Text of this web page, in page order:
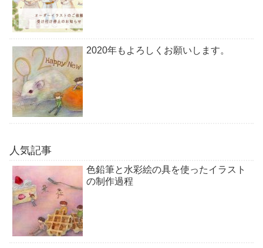
2020年もよろしくお願いします。
人気記事
色鉛筆と水彩絵の具を使ったイラスト
の制作過程